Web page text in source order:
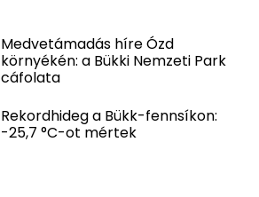
Medvetámadás híre Ózd
környékén: a Bükki Nemzeti Park
cáfolata
Rekordhideg a Bükk-fennsíkon:
-25,7 °C-ot mértek